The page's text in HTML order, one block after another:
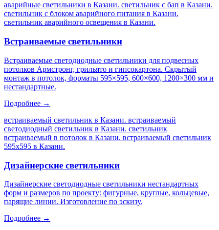
аварийные светильники в Казани. светильник с бап в Казани.
светильник с блоком аварийного питания в Казани.
светильник аварийного освещения в Казани.
Встраиваемые светильники
Встраиваемые светодиодные светильники для подвесных
потолков Армстронг, грильято и гипсокартона. Скрытый
монтаж в потолок, форматы 595×595, 600×600, 1200×300 мм и
нестандартные.
Подробнее →
встраиваемый светильник в Казани. встраиваемый
светодиодный светильник в Казани. светильник
встраиваемый в потолок в Казани. встраиваемый светильник
595х595 в Казани.
Дизайнерские светильники
Дизайнерские светодиодные светильники нестандартных
форм и размеров по проекту: фигурные, круглые, кольцевые,
парящие линии. Изготовление по эскизу.
Подробнее →